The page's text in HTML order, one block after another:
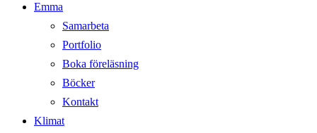
Emma
Samarbeta
Portfolio
Boka föreläsning
Böcker
Kontakt
Klimat